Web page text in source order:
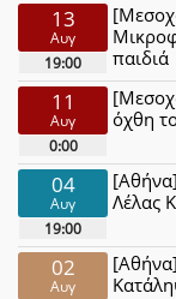
13
Αυγ
19:00
παιδιά
11
Αυγ
0:00
όχθη
04
Αυγ
19:00
Λέλας
02
Αυγ